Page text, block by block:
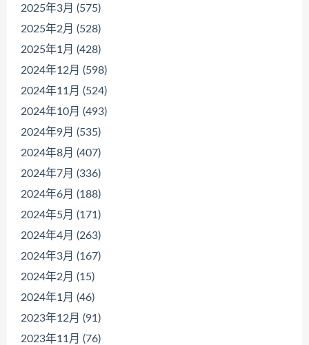
2025年3月 (575)
2025年2月 (528)
2025年1月 (428)
2024年12月 (598)
2024年11月 (524)
2024年10月 (493)
2024年9月 (535)
2024年8月 (407)
2024年7月 (336)
2024年6月 (188)
2024年5月 (171)
2024年4月 (263)
2024年3月 (167)
2024年2月 (15)
2024年1月 (46)
2023年12月 (91)
2023年11月 (76)